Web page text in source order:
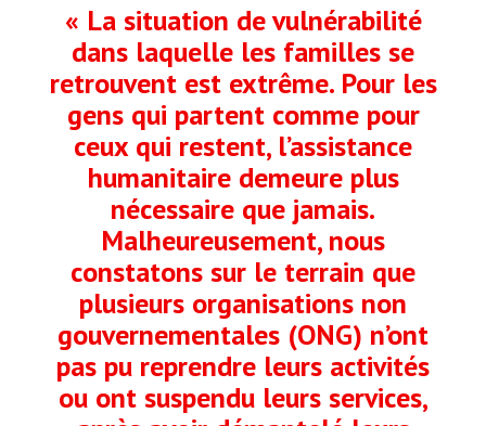
« La situation de vulnérabilité
dans laquelle les familles se
retrouvent est extrême. Pour les
gens qui partent comme pour
ceux qui restent, l’assistance
humanitaire demeure plus
nécessaire que jamais.
Malheureusement, nous
constatons sur le terrain que
plusieurs organisations non
gouvernementales (ONG) n’ont
pas pu reprendre leurs activités
ou ont suspendu leurs services,